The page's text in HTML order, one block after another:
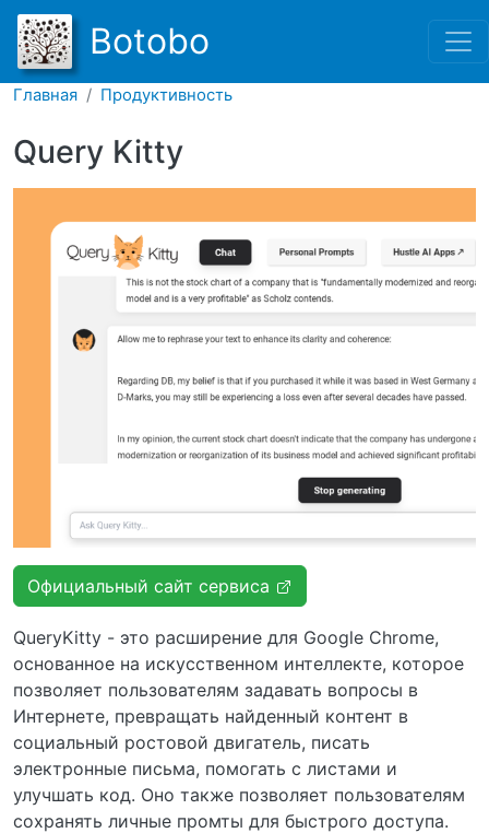
Перейти к основному
Botobo
Главная Продуктивность
Query Kitty
Официальный сайт сервиса
QueryKitty - это расширение для Google Chrome,
основанное на искусственном интеллекте, которое
позволяет пользователям задавать вопросы в
Интернете, превращать найденный контент в
социальный ростовой двигатель, писать
электронные письма, помогать с листами и
улучшать код. Оно также позволяет пользователям
сохранять личные промты для быстрого доступа.